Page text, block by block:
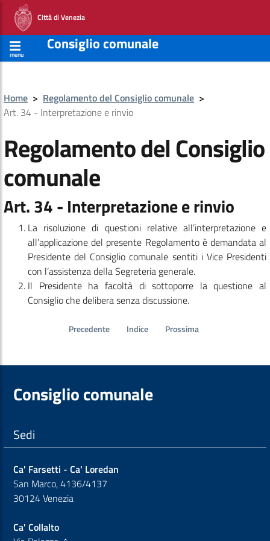
Città di Venezia
menu
Consiglio comunale
Home > Regolamento del Consiglio comunale >
Art. 34 - Interpretazione e rinvio
Regolamento del Consiglio
comunale
Art. 34 - Interpretazione e rinvio
La risoluzione di questioni relative all’interpretazione e
all’applicazione del presente Regolamento è demandata al
Presidente del Consiglio comunale sentiti i Vice Presidenti
con l’assistenza della Segreteria generale.
Il Presidente ha facoltà di sottoporre la questione al
Consiglio che delibera senza discussione.
Precedente Indice Prossima
Consiglio comunale
Sedi
Ca' Farsetti - Ca' Loredan
San Marco, 4136/4137
30124 Venezia
Ca' Collalto